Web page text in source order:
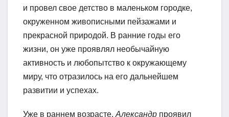
и провел свое детство в маленьком городке,
окруженном живописными пейзажами и
прекрасной природой. В ранние годы его
жизни, он уже проявлял необычайную
активность и любопытство к окружающему
миру, что отразилось на его дальнейшем
развитии и успехах.
Уже в раннем возрасте, Александр проявил